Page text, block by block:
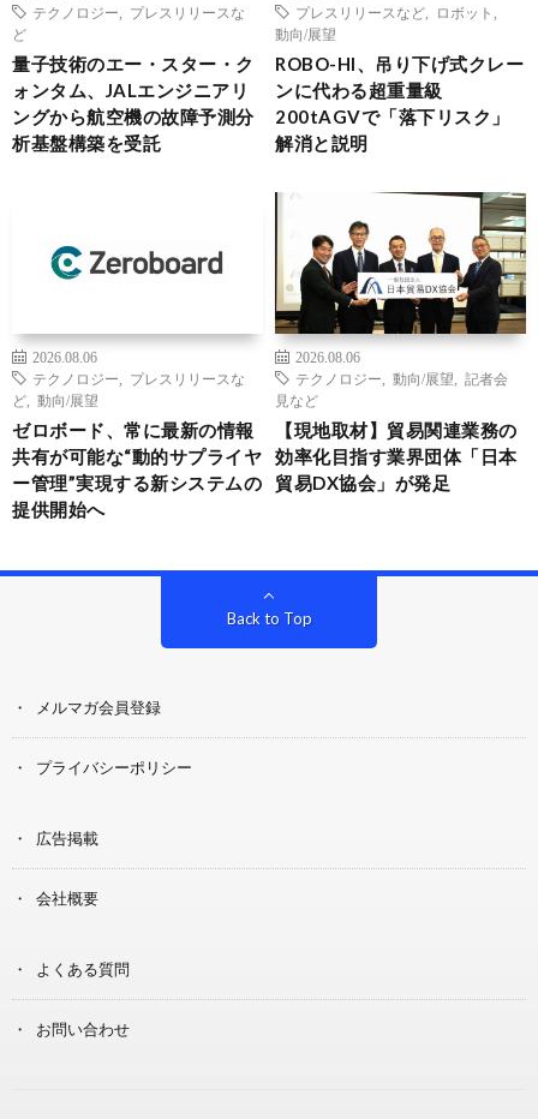
テクノロジー
プレスリリースな
ど
量子技術のエー・スター・ク
ォンタム、JALエンジニアリ
ングから航空機の故障予測分
析基盤構築を受託
プレスリリースなど
ロボット
動向/展望
ROBO-HI、吊り下げ式クレー
ンに代わる超重量級
200tAGVで「落下リスク」
解消と説明
2026.08.06
テクノロジー
プレスリリースな
ど
動向/展望
ゼロボード、常に最新の情報
共有が可能な“動的サプライヤ
ー管理”実現する新システムの
提供開始へ
2026.08.06
テクノロジー
動向/展望
記者会
見など
【現地取材】貿易関連業務の
効率化目指す業界団体「日本
貿易DX協会」が発足
Back to Top
メルマガ会員登録
プライバシーポリシー
広告掲載
会社概要
よくある質問
お問い合わせ